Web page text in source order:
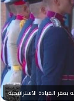
القيادة الاستراتيجية